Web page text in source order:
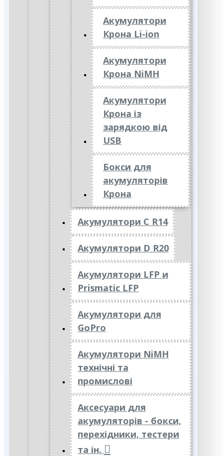
Акумулятори
Крона Li-ion
Акумулятори
Крона NiMH
Акумулятори
Крона із
зарядкою від
USB
Бокси для
акумуляторів
Крона
Акумулятори C R14
Акумулятори D R20
Акумулятори LFP и
Prismatic LFP
Акумулятори для
GoPro
Акумулятори NiMH
технічні та
промислові
Аксесуари для
акумуляторів - бокси,
перехідники, тестери
та ін.